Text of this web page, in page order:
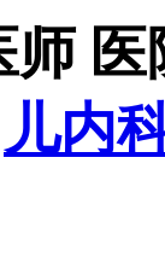
师
儿内